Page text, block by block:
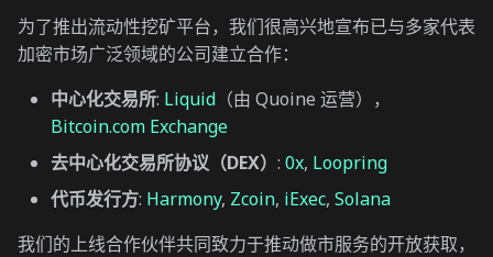
为了推出流动性挖矿平台，我们很高兴地宣布已与多家代表
加密市场广泛领域的公司建立合作：
中心化交易所: Liquid （由 Quoine 运营），
Bitcoin.com Exchange
去中心化交易所协议（DEX） : 0x, Loopring
代币发行方: Harmony, Zcoin, iExec, Solana
我们的上线合作伙伴共同致力于推动做市服务的开放获取，